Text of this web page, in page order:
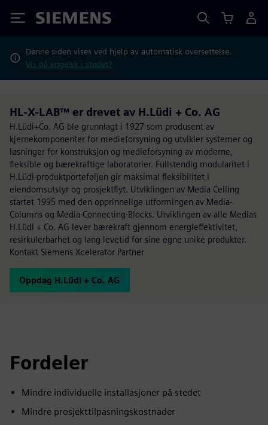
Siemens
Denne siden vises ved hjelp av automatisk oversettelse.
Vis på engelsk i stedet?
HL-X-LAB™ er drevet av H.Lüdi + Co. AG
H.Lüdi+Co. AG ble grunnlagt i 1927 som produsent av
kjernekomponenter for medieforsyning og utvikler systemer og
løsninger for konstruksjon og medieforsyning av moderne,
fleksible og bærekraftige laboratorier. Fullstendig modularitet i
H.Lüdi-produktporteføljen gir maksimal fleksibilitet i
eiendomsutstyr og prosjektflyt. Utviklingen av Media Ceiling
startet 1995 med den opprinnelige utformingen av Media-
Columns og Media-Connecting-Blocks. Utviklingen av alle Medias
H.Lüdi + Co. AG lever bærekraft gjennom energieffektivitet,
resirkulerbarhet og lang levetid for sine egne unike produkter.
Kontakt Siemens Xcelerator Partner
Oppdag H.Lüdi + Co. AG
Fordeler
Mindre individuelle installasjoner på stedet
Mindre prosjekttilpasningskostnader